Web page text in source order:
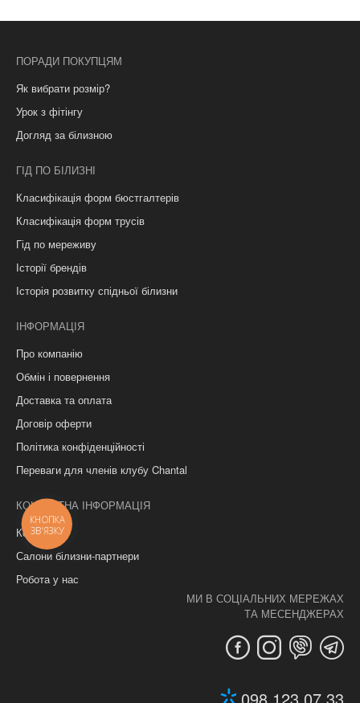
ПОРАДИ ПОКУПЦЯМ
Як вибрати розмір?
Урок з фітінгу
Догляд за білизною
ГІД ПО БІЛИЗНІ
Класифікація форм бюстгалтерів
Класифікація форм трусів
Гід по мереживу
Історії брендів
Історія розвитку спідньої білизни
ІНФОРМАЦІЯ
Про компанію
Обмін і повернення
Доставка та оплата
Договір оферти
Політика конфіденційності
Переваги для членів клубу Chantal
КОНТАКТНА ІНФОРМАЦІЯ
Контакти
Салони білизни-партнери
Робота у нас
МИ В СОЦІАЛЬНИХ МЕРЕЖАХ
ТА МЕСЕНДЖЕРАХ
КНОПКА
ЗВ'ЯЗКУ